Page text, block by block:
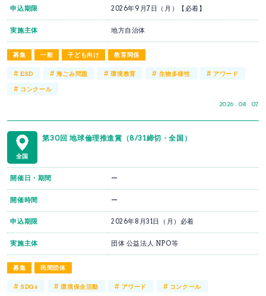
募集 一般 子ども向け 教育関係
2026 . 08 . 07
申込期限 2026年9月7日（月）【必着】
実施主体 地方自治体
#ESD # 海ごみ問題 #環境教育 # 生物多様性 # アワード
# コンクール
全国
第30回 地球倫理推進賞（8/31締切・全国）
募集 民間団体
開催日・期間 ー
開催時間 ー
申込期限 2026年8月31日（月）必着
実施主体 団体 公益法人 NPO等
#SDGs #環境保全活動 # アワード # コンクール